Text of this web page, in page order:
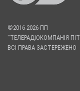
©2016-2026 ПП
"ТЕЛЕРАДІОКОМПАНІЯ
ВСІ ПРАВА ЗАСТЕРЕЖЕНО